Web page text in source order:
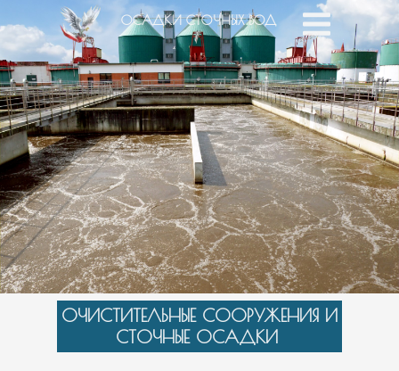
ОЧИСТИТЕЛЬНЫЕ СООРУЖЕНИЯ И
СТОЧНЫЕ ОСАДКИ
ОСАДКИ СТОЧНЫХ ВОД